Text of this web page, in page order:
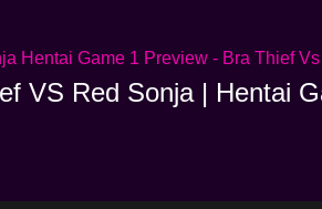
VS Red Sonja | Hentai